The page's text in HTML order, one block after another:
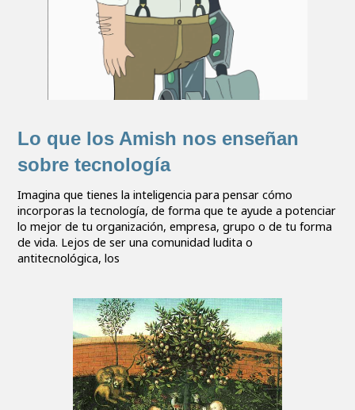
Lo que los Amish nos enseñan
sobre tecnología
Imagina que tienes la inteligencia para pensar cómo
incorporas la tecnología, de forma que te ayude a potenciar
lo mejor de tu organización, empresa, grupo o de tu forma
de vida. Lejos de ser una comunidad ludita o
antitecnológica, los